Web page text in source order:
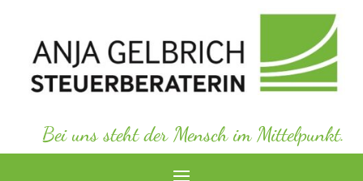
Bei uns steht der Mensch im Mittelpunkt.